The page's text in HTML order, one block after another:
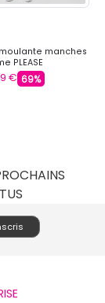
manches
PLEASE
€ 69%